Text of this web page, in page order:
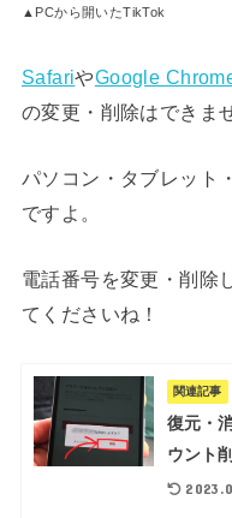
▲PCから開いたTikTok
SafariやGoogle
の変更・削除はできま
パソコン・タブレット
ですよ。
電話番号を変更・削除
てくださいね！
関連記事
復元・
ウント